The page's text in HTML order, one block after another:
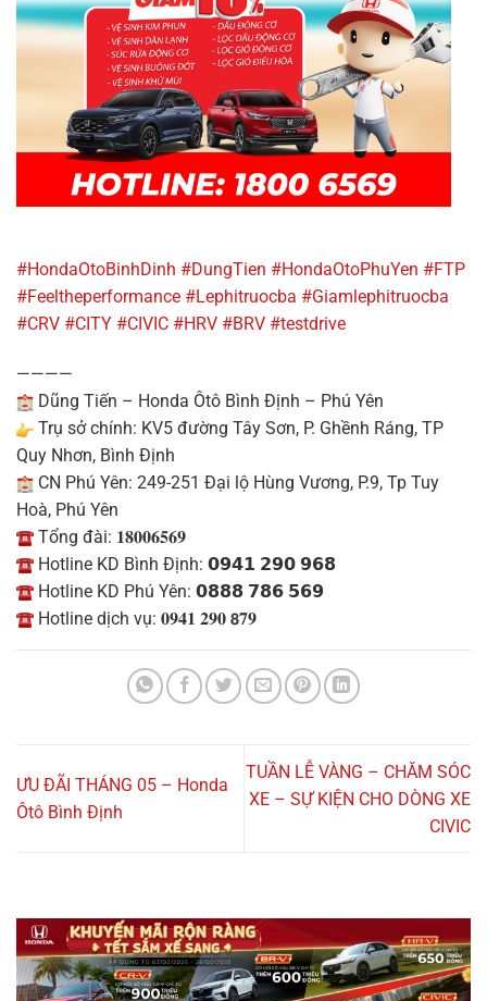
#HondaOtoBinhDinh #DungTien #HondaOtoPhuYen #FTP
#Feeltheperformance #Lephitruocba #Giamlephitruocba
#CRV #CITY #CIVIC #HRV #BRV #testdrive
————
Dũng Tiến – Honda Ôtô Bình Định – Phú Yên
Trụ sở chính: KV5 đường Tây Sơn, P. Ghềnh Ráng, TP
Quy Nhơn, Bình Định
CN Phú Yên: 249-251 Đại lộ Hùng Vương, P.9, Tp Tuy
Hoà, Phú Yên
Tổng đài: 𝟏𝟖𝟎𝟎𝟔𝟓𝟔𝟗
Hotline KD Bình Định: 𝟬𝟵𝟰𝟭 𝟮𝟵𝟬 𝟵𝟲𝟴
Hotline KD Phú Yên: 𝟬𝟴𝟴𝟴 𝟳𝟴𝟲 𝟱𝟲𝟵
Hotline dịch vụ: 𝟎𝟗𝟒𝟏 𝟐𝟗𝟎 𝟴𝟕𝟗
ƯU ĐÃI THÁNG 05 – Honda
Ôtô Bình Định
TUẦN LỄ VÀNG – CHĂM SÓC
XE – SỰ KIỆN CHO DÒNG XE
CIVIC